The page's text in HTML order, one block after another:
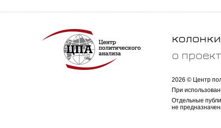
колонки
о
2026 © Центр
При
Отдельные
не